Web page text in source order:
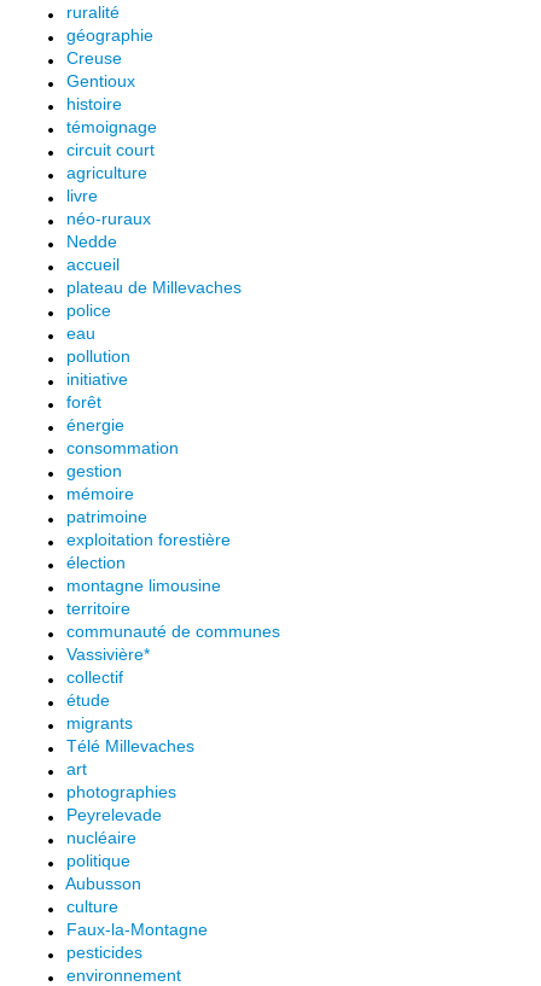
ruralité
géographie
Creuse
Gentioux
histoire
témoignage
circuit court
agriculture
livre
néo-ruraux
Nedde
accueil
plateau de Millevaches
police
eau
pollution
initiative
forêt
énergie
consommation
gestion
mémoire
patrimoine
exploitation forestière
élection
montagne limousine
territoire
communauté de communes
Vassivière*
collectif
étude
migrants
Télé Millevaches
art
photographies
Peyrelevade
nucléaire
politique
Aubusson
culture
Faux-la-Montagne
pesticides
environnement